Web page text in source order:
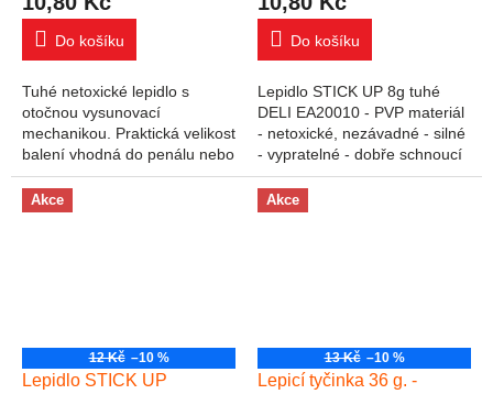
Do košíku
Tuhé netoxické lepidlo s
otočnou vysunovací
mechanikou. Praktická velikost
balení vhodná do penálu nebo
školní tašky. Po zaschnutí
transparentní. velikost: 15 g
vhodné na:...
Do košíku
Lepidlo STICK UP 8g tuhé
DELI EA20010 - PVP materiál
- netoxické, nezávadné - silné
- vypratelné - dobře schnoucí
- trvanlivost 36 měsíců - bez
rozpouštědel - vhodné do...
Akce
12 Kč –10 %
Lepidlo STICK UP
Akce
13 Kč –10 %
Lepicí tyčinka 36 g. -